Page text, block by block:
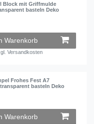
Block mit Griffmulde
basteln Deko
Warenkorb
Versandkosten
Frohes Fest A7
basteln Deko
Warenkorb